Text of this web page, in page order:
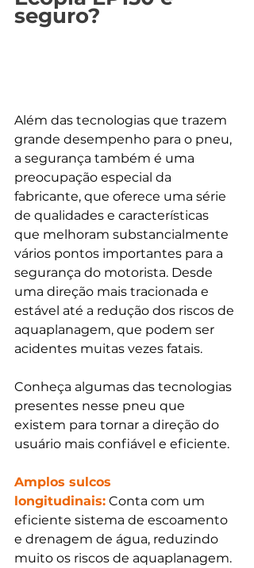
seguro?
Além das tecnologias que trazem
grande desempenho para o pneu,
a segurança também é uma
preocupação especial da
fabricante, que oferece uma série
de qualidades e características
que melhoram substancialmente
vários pontos importantes para a
segurança do motorista. Desde
uma direção mais tracionada e
estável até a redução dos riscos de
aquaplanagem, que podem ser
acidentes muitas vezes fatais.
Conheça algumas das tecnologias
presentes nesse pneu que
existem para tornar a direção do
usuário mais confiável e eficiente.
Amplos sulcos
longitudinais: Conta com um
eficiente sistema de escoamento
e drenagem de água, reduzindo
muito os riscos de aquaplanagem.